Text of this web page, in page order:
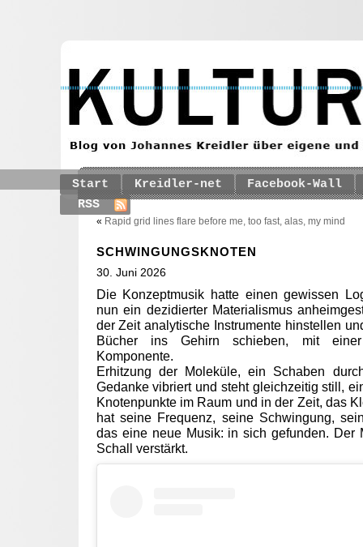
Start Kreidler-net
Facebook-Wall
RSS
« Rapid grid lines flare before me, too fast, alas, my mind
SCHWINGUNGSKNOTEN
30. Juni 2026
Die Konzeptmusik hatte einen gewissen
nun ein dezidierter Materialismus
der Zeit analytische Instrumente hinstellen
Bücher ins Gehirn schieben, mit
Komponente.
Erhitzung der Moleküle, ein Schaben
Gedanke vibriert und steht gleichzeitig still,
Knotenpunkte im Raum und in der Zeit, das
hat seine Frequenz, seine Schwingung,
das eine neue Musik: in sich gefunden. Der
Schall verstärkt.